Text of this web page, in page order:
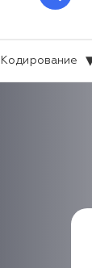
Кодирование